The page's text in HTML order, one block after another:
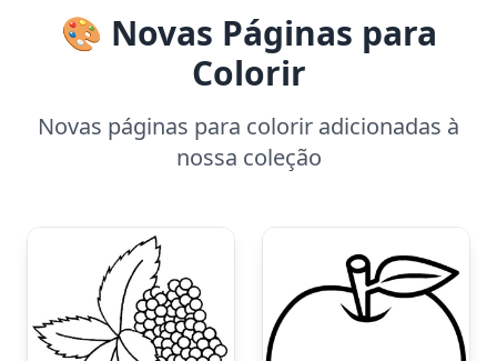
🎨 Novas Páginas para
Colorir
Novas páginas para colorir adicionadas à
nossa coleção